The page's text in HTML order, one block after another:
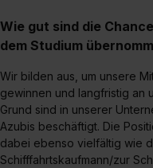
Impressum.
Wie gut sind die
dem Studium
Wir bilden aus, um unsere
gewinnen und langfristig an
Grund sind in unserer
Azubis beschäftigt. Die
dabei ebenso vielfältig wie
Schifffahrtskaufmann/zur